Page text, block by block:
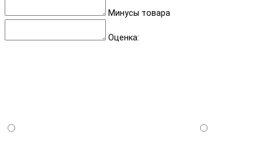
Минусы товара
Оценка: